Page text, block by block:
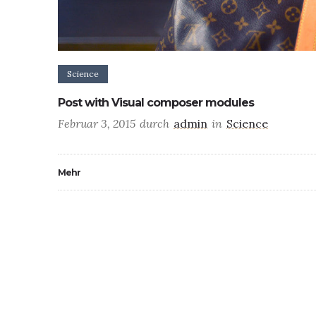
Science
Post with Visual composer modules
Februar 3, 2015 durch admin in Science
Mehr